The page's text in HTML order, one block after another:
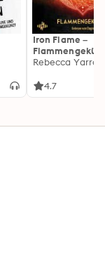
Iron Flame –
heißersehnte
Rebecca Yarros
4.7